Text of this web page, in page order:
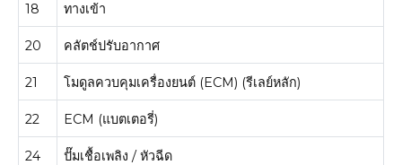
18 ทางเข้า
20 คลัตช์ปรับอากาศ
21 โมดูลควบคุมเครื่องยนต์ (ECM) (รีเลย์หลัก)
22 ECM (แบตเตอรี่)
24 ปั๊มเชื้อเพลิง / หัวฉีด